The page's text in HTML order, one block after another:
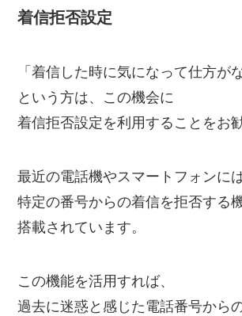
着信拒否設定
「着信した時に気になって仕方が
という方は、この機会に
着信拒否設定を利用することをお
最近の電話機やスマートフォンには
特定の番号からの着信を拒否する
搭載されています。
この機能を活用すれば、
過去に迷惑と感じた電話番号から